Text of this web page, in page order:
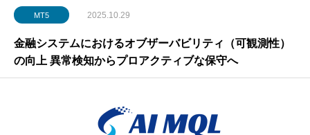
MT5 2025.10.29
金融システムにおけるオブザーバビリティ（可観測性）
の向上 異常検知からプロアクティブな保守へ